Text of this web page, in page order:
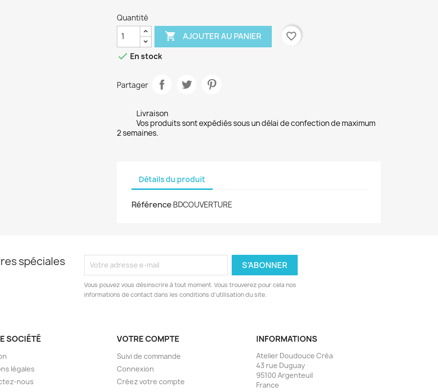
Quantité
 AJOUTER AU PANIER
favorite_border
 En stock
Partager
Livraison
Vos produits sont expédiés sous un délai de confection de maximum
2 semaines.
Détails du produit
Référence BDCOUVERTURE
spéciales
Vous pouvez vous désinscrire à tout moment. Vous trouverez pour cela nos
informations de contact dans les conditions d'utilisation du site.
SOCIÉTÉ
légales
nous
VOTRE COMPTE
Suivi de commande
Connexion
Créez votre compte
INFORMATIONS
Atelier Doudouce Créa
43 rue Duguay
95100 Argenteuil
France